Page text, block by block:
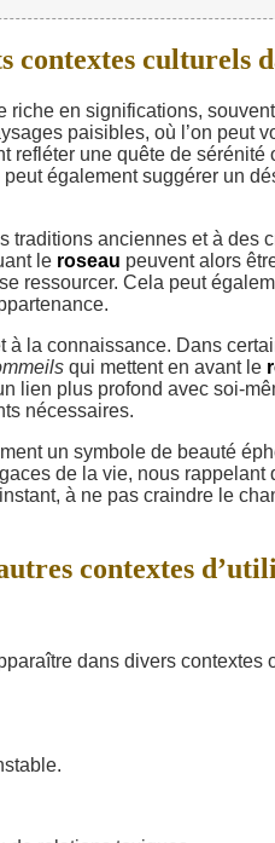
contextes culturels
riche en significations,
paisibles, où l’on peut
refléter une quête de sérénité
également suggérer un
traditions anciennes et à des
le roseau peuvent alors
ressourcer. Cela peut
à la connaissance. Dans
qui mettent en avant le
lien plus profond avec soi-
nécessaires.
un symbole de beauté
de la vie, nous
à ne pas craindre le
contextes
dans divers